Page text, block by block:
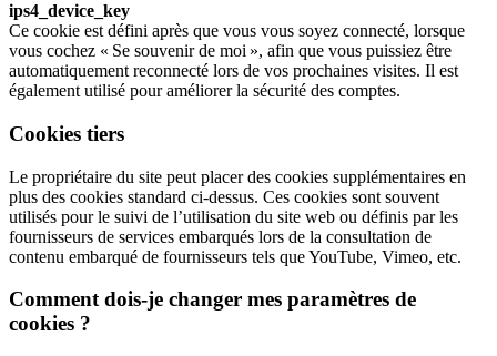
ips4_device_key
Ce cookie est défini après que vous vous soyez connecté, lorsque
vous cochez « Se souvenir de moi », afin que vous puissiez être
automatiquement reconnecté lors de vos prochaines visites. Il est
également utilisé pour améliorer la sécurité des comptes.
Cookies tiers
Le propriétaire du site peut placer des cookies supplémentaires en
plus des cookies standard ci-dessus. Ces cookies sont souvent
utilisés pour le suivi de l’utilisation du site web ou définis par les
fournisseurs de services embarqués lors de la consultation de
contenu embarqué de fournisseurs tels que YouTube, Vimeo, etc.
Comment dois-je changer mes paramètres de
cookies ?